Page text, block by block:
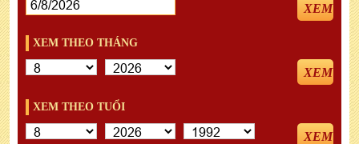
XEM
XEM THEO THÁNG
XEM
XEM THEO TUỔI
XEM